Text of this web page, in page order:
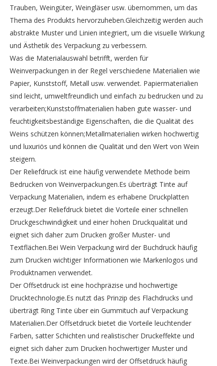
Trauben, Weingüter, Weingläser usw. übernommen, um das
Thema des Produkts hervorzuheben.Gleichzeitig werden auch
abstrakte Muster und Linien integriert, um die visuelle Wirkung
und Ästhetik des Verpackung zu verbessern.
Was die Materialauswahl betrifft, werden für
Weinverpackungen in der Regel verschiedene Materialien wie
Papier, Kunststoff, Metall usw. verwendet. Papiermaterialien
sind leicht, umweltfreundlich und einfach zu bedrucken und zu
verarbeiten;Kunststoffmaterialien haben gute wasser- und
feuchtigkeitsbeständige Eigenschaften, die die Qualität des
Weins schützen können;Metallmaterialien wirken hochwertig
und luxuriös und können die Qualität und den Wert von Wein
steigern.
Der Reliefdruck ist eine häufig verwendete Methode beim
Bedrucken von Weinverpackungen.Es überträgt Tinte auf
Verpackung Materialien, indem es erhabene Druckplatten
erzeugt.Der Reliefdruck bietet die Vorteile einer schnellen
Druckgeschwindigkeit und einer hohen Druckqualität und
eignet sich daher zum Drucken großer Muster- und
Textflächen.Bei Wein Verpackung wird der Buchdruck häufig
zum Drucken wichtiger Informationen wie Markenlogos und
Produktnamen verwendet.
Der Offsetdruck ist eine hochpräzise und hochwertige
Drucktechnologie.Es nutzt das Prinzip des Flachdrucks und
überträgt Ring Tinte über ein Gummituch auf Verpackung
Materialien.Der Offsetdruck bietet die Vorteile leuchtender
Farben, satter Schichten und realistischer Druckeffekte und
eignet sich daher zum Drucken hochwertiger Muster und
Texte.Bei Weinverpackungen wird der Offsetdruck häufig